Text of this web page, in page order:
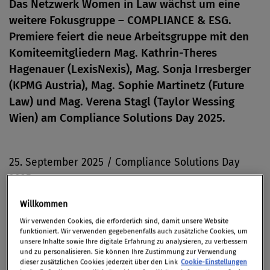
Das Netzwerk Women in Law wächst um eine
weitere Fokusgruppe – COMPLIANCE & ESG.
Premiere feiert die neue Arbeitsgruppe mit den
Komiteemitgliedern Mag. Kathrin-Theres
Hagenauer (LexisNexis), Mag. Sonja Irresberger
(KPMG Austria), Mag. Sophie Martinetz (Future
Law) und Mag. Verena Stagl (Taylor Wessing
Wien) am Compliance Solutions Day 2025.
25. September 2025 / Compliance Solutions Day
2025
Unter dem Motto“Karriereboost Compliance: Wie
Compliance-Karrieren heute gelingen – und welche
Willkommen
Wir verwenden Cookies, die erforderlich sind, damit unsere Website
funktioniert. Wir verwenden gegebenenfalls auch zusätzliche Cookies, um
unsere Inhalte sowie Ihre digitale Erfahrung zu analysieren, zu verbessern
und zu personalisieren. Sie können Ihre Zustimmung zur Verwendung
dieser zusätzlichen Cookies jederzeit über den Link Cookie-Einstellungen